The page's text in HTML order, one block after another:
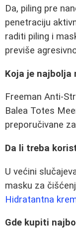
Da, piling pre
penetraciju
raditi piling i
previše
Koja je najbolja
Freeman Anti-
Balea Totes
preporučivane
Da li treba
U većini
masku za
Hidratantna
Gde kupiti